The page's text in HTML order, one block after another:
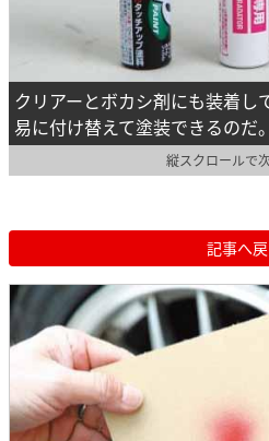
クリアーとボカシ剤にも装着し
易に付け替えて塗装できるのだ。
縦スクロールで
記事へ